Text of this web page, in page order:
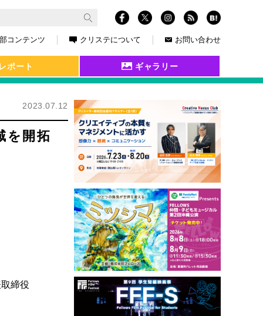
コンテンツ クリステについて お問い合わせ
レポート ギャラリー
2023.07.12
を開拓
締役